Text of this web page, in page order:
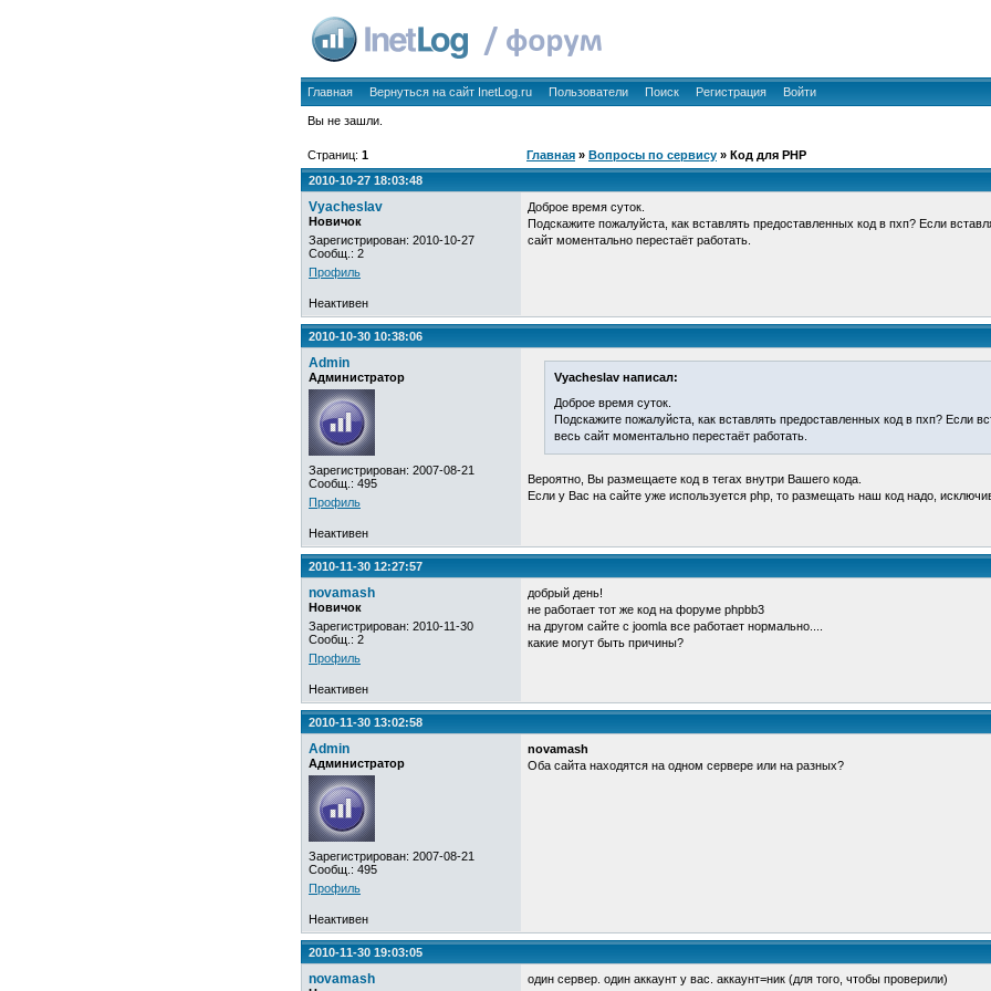
Главная Вернуться на сайт InetLog.ru Пользователи Поиск Регистрация Войти
Вы не зашли.
Страниц: 1 Главная » Вопросы по сервису » Код для PHP
2010-10-27 18:03:48
Vyacheslav
Новичок
Зарегистрирован: 2010-10-27
Сообщ.: 2
Профиль
Доброе время суток.
Подскажите пожалуйста, как вставлять предоставленных код в пхп? Если
сайт моментально перестаёт работать.
Неактивен
2010-10-30 10:38:06
Admin
Администратор
Зарегистрирован: 2007-08-21
Сообщ.: 495
Профиль
Vyacheslav написал:
Доброе время суток.
Подскажите пожалуйста, как вставлять предоставленных код в пхп? Если
весь сайт моментально перестаёт работать.
Вероятно, Вы размещаете код в тегах внутри Вашего кода.
Если у Вас на сайте уже используется php, то размещать наш код надо,
Неактивен
2010-11-30 12:27:57
novamash
Новичок
Зарегистрирован: 2010-11-30
Сообщ.: 2
Профиль
добрый день!
не работает тот же код на форуме phpbb3
на другом сайте с joomla все работает нормально....
какие могут быть причины?
Неактивен
2010-11-30 13:02:58
Admin
Администратор
Зарегистрирован: 2007-08-21
Сообщ.: 495
Профиль
novamash
Оба сайта находятся на одном сервере или на разных?
Неактивен
2010-11-30 19:03:05
novamash один сервер. один аккаунт у вас. аккаунт=ник (для того, чтобы проверили)